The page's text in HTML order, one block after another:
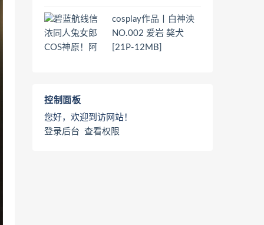
cosplay作品丨白神泱
NO.002 爱岩 獒犬
[21P-12MB]
控制面板
您好，欢迎到访网站！
登录后台 查看权限